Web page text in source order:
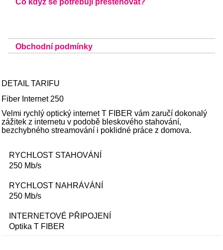
Co když se potřebuji přestěhovat?
Obchodní podmínky
DETAIL TARIFU
Fiber Internet 250
Velmi rychlý optický internet T FIBER vám zaručí dokonalý
zážitek z internetu v podobě bleskového stahování,
bezchybného streamování i poklidné práce z domova.
RYCHLOST STAHOVÁNÍ
250 Mb/s
RYCHLOST NAHRÁVÁNÍ
250 Mb/s
INTERNETOVÉ PŘIPOJENÍ
Optika T FIBER